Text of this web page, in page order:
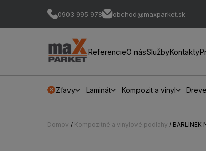
0903 995 978 obchod@maxparket.sk
ReferencieO násSlužbyKontakty
Zľavy Laminát Kompozit a vinyl
Domov / Kompozitné a vinylové podlahy /